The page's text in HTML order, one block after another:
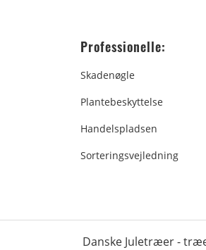
Professionelle:
Skadenøgle
Plantebeskyttelse
Handelspladsen
Sorteringsvejledning
Danske Juletræer -